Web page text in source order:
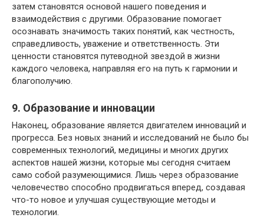
затем становятся основой нашего поведения и
взаимодействия с другими. Образование помогает
осознавать значимость таких понятий, как честность,
справедливость, уважение и ответственность. Эти
ценности становятся путеводной звездой в жизни
каждого человека, направляя его на путь к гармонии и
благополучию.
9. Образование и инновации
Наконец, образование является двигателем инноваций и
прогресса. Без новых знаний и исследований не было бы
современных технологий, медицины и многих других
аспектов нашей жизни, которые мы сегодня считаем
само собой разумеющимися. Лишь через образование
человечество способно продвигаться вперед, создавая
что-то новое и улучшая существующие методы и
технологии.